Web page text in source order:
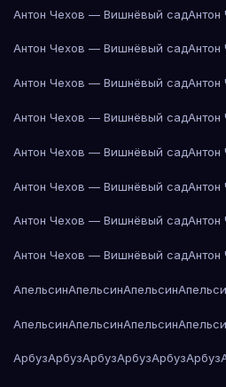
Антон Чехов — Вишнёвый сад
Антон Чехов — Вишнёвый сад
Антон Чехов — Вишнёвый сад
Антон Чехов — Вишнёвый сад
Антон Чехов — Вишнёвый сад
Антон Чехов — Вишнёвый сад
Антон Чехов — Вишнёвый сад
Антон Чехов — Вишнёвый сад
АпельсинАпельсинАпельсин
АпельсинАпельсинАпельсин
АрбузАрбузАрбузАрбузАрбузАрбуз